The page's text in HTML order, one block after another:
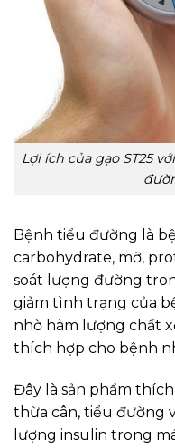
Lợi ích của gạo ST25
Bệnh tiểu đường là
carbohydrate, mỡ,
soát lượng đường
giảm tình trạng của
nhờ hàm lượng chất
thích hợp cho bệnh
Đây là sản phẩm
thừa cân, tiểu đường
lượng insulin trong